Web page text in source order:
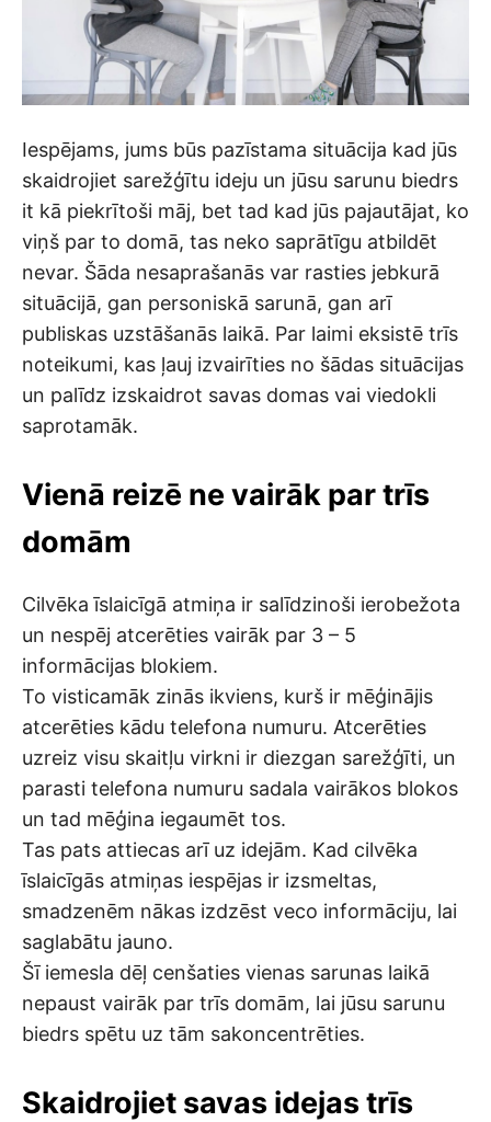
Iespējams, jums būs pazīstama situācija kad jūs
skaidrojiet sarežģītu ideju un jūsu sarunu biedrs
it kā piekrītoši māj, bet tad kad jūs pajautājat, ko
viņš par to domā, tas neko saprātīgu atbildēt
nevar. Šāda nesaprašanās var rasties jebkurā
situācijā, gan personiskā sarunā, gan arī
publiskas uzstāšanās laikā. Par laimi eksistē trīs
noteikumi, kas ļauj izvairīties no šādas situācijas
un palīdz izskaidrot savas domas vai viedokli
saprotamāk.
Vienā reizē ne vairāk par trīs
domām
Cilvēka īslaicīgā atmiņa ir salīdzinoši ierobežota
un nespēj atcerēties vairāk par 3 – 5
informācijas blokiem.
To visticamāk zinās ikviens, kurš ir mēģinājis
atcerēties kādu telefona numuru. Atcerēties
uzreiz visu skaitļu virkni ir diezgan sarežģīti, un
parasti telefona numuru sadala vairākos blokos
un tad mēģina iegaumēt tos.
Tas pats attiecas arī uz idejām. Kad cilvēka
īslaicīgās atmiņas iespējas ir izsmeltas,
smadzenēm nākas izdzēst veco informāciju, lai
saglabātu jauno.
Šī iemesla dēļ cenšaties vienas sarunas laikā
nepaust vairāk par trīs domām, lai jūsu sarunu
biedrs spētu uz tām sakoncentrēties.
Skaidrojiet savas idejas trīs